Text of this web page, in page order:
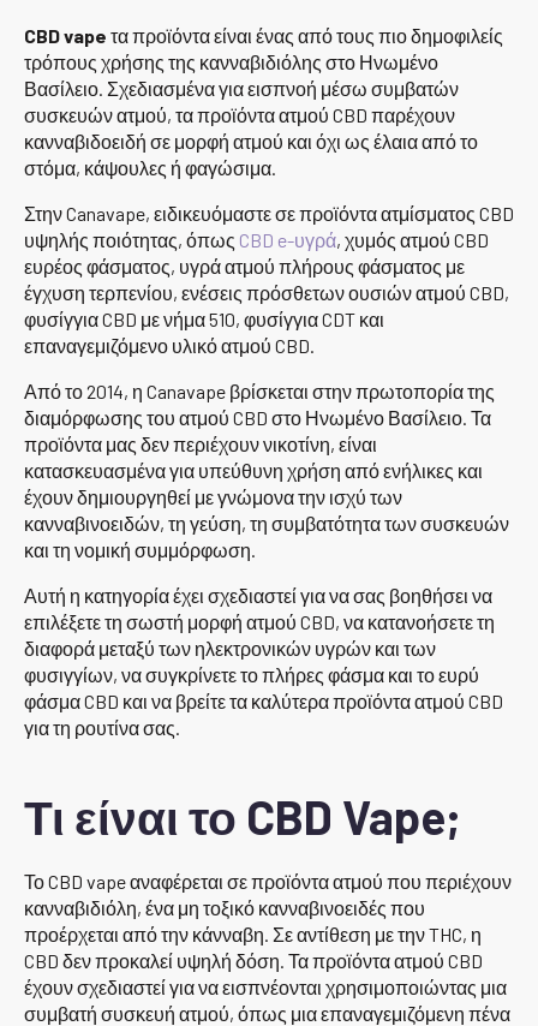
CBD vape τα προϊόντα είναι ένας από τους πιο δημοφιλείς
τρόπους χρήσης της κανναβιδιόλης στο Ηνωμένο
Βασίλειο. Σχεδιασμένα για εισπνοή μέσω συμβατών
συσκευών ατμού, τα προϊόντα ατμού CBD παρέχουν
κανναβιδοειδή σε μορφή ατμού και όχι ως έλαια από το
στόμα, κάψουλες ή φαγώσιμα.
Στην Canavape, ειδικευόμαστε σε προϊόντα ατμίσματος CBD
υψηλής ποιότητας, όπως CBD e-υγρά, χυμός ατμού CBD
ευρέος φάσματος, υγρά ατμού πλήρους φάσματος με
έγχυση τερπενίου, ενέσεις πρόσθετων ουσιών ατμού CBD,
φυσίγγια CBD με νήμα 510, φυσίγγια CDT και
επαναγεμιζόμενο υλικό ατμού CBD.
Από το 2014, η Canavape βρίσκεται στην πρωτοπορία της
διαμόρφωσης του ατμού CBD στο Ηνωμένο Βασίλειο. Τα
προϊόντα μας δεν περιέχουν νικοτίνη, είναι
κατασκευασμένα για υπεύθυνη χρήση από ενήλικες και
έχουν δημιουργηθεί με γνώμονα την ισχύ των
κανναβινοειδών, τη γεύση, τη συμβατότητα των συσκευών
και τη νομική συμμόρφωση.
Αυτή η κατηγορία έχει σχεδιαστεί για να σας βοηθήσει να
επιλέξετε τη σωστή μορφή ατμού CBD, να κατανοήσετε τη
διαφορά μεταξύ των ηλεκτρονικών υγρών και των
φυσιγγίων, να συγκρίνετε το πλήρες φάσμα και το ευρύ
φάσμα CBD και να βρείτε τα καλύτερα προϊόντα ατμού CBD
για τη ρουτίνα σας.
Τι είναι το CBD Vape;
Το CBD vape αναφέρεται σε προϊόντα ατμού που περιέχουν
κανναβιδιόλη, ένα μη τοξικό κανναβινοειδές που
προέρχεται από την κάνναβη. Σε αντίθεση με την THC, η
CBD δεν προκαλεί υψηλή δόση. Τα προϊόντα ατμού CBD
έχουν σχεδιαστεί για να εισπνέονται χρησιμοποιώντας μια
συμβατή συσκευή ατμού, όπως μια επαναγεμιζόμενη πένα